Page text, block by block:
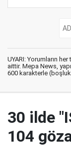
UYARI: Yorumların
aittir. Mepa News,
600 karakterle
30 ilde
104